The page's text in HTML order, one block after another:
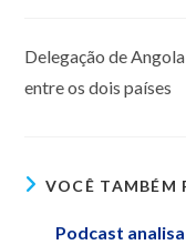
Delegação de
entre os dois países
VOCÊ TAMBÉM
Podcast